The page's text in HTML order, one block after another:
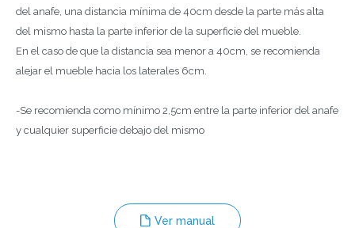
del anafe, una distancia mínima de 40cm desde la parte más alta
del mismo hasta la parte inferior de la superficie del mueble.
En el caso de que la distancia sea menor a 40cm, se recomienda
alejar el mueble hacia los laterales 6cm.
-Se recomienda como mínimo 2,5cm entre la parte inferior del anafe
y cualquier superficie debajo del mismo
Ver manual